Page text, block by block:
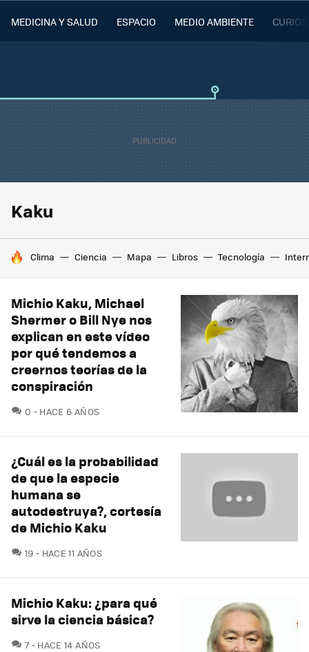
MEDICINA Y SALUD ESPACIO MEDIO AMBIENTE
Kaku
HOY SE HABLA DE
Clima Ciencia Mapa Libros Tecnología
Michio Kaku, Michael
Shermer o Bill Nye nos
explican en este vídeo
por qué tendemos a
creernos teorías de la
conspiración
0 COMENTARIOS
HACE 6 AÑOS
¿Cuál es la probabilidad
de que la especie
humana se
autodestruya?, cortesía
de Michio Kaku
19 COMENTARIOS
HACE 11 AÑOS
Michio Kaku: ¿para qué
sirve la ciencia básica?
7COMENTARIOS
HACE 14 AÑOS